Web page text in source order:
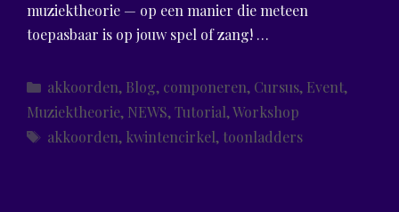
muziektheorie — op een manier die meteen
toepasbaar is op jouw spel of zang! …
Categories
akkoorden, Blog, componeren, Cursus, Event,
Muziektheorie, NEWS, Tutorial,Workshop
Tags
akkoorden, kwintencirkel, toonladders